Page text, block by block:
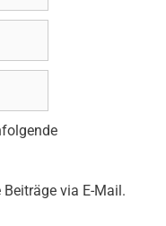
via E-Mail.